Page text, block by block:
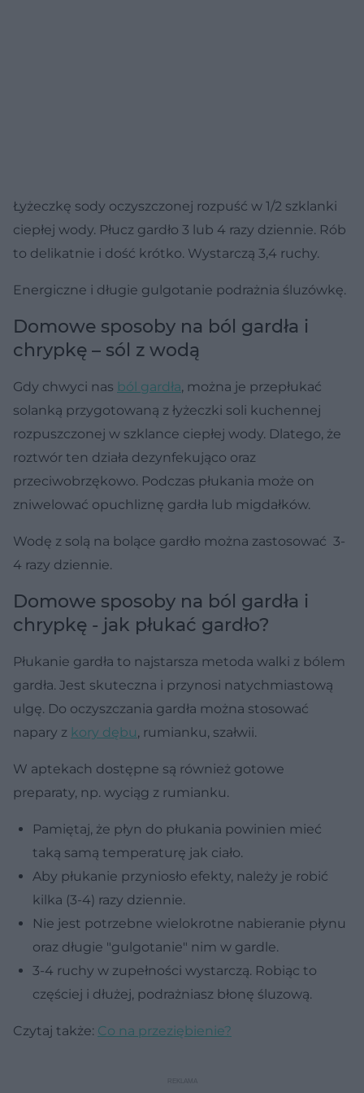
Łyżeczkę sody oczyszczonej rozpuść w 1/2 szklanki
ciepłej wody. Płucz gardło 3 lub 4 razy dziennie. Rób
to delikatnie i dość krótko. Wystarczą 3,4 ruchy.
Energiczne i długie gulgotanie podrażnia śluzówkę.
Domowe sposoby na ból gardła i
chrypkę – sól z wodą
Gdy chwyci nas ból gardła, można je przepłukać
solanką przygotowaną z łyżeczki soli kuchennej
rozpuszczonej w szklance ciepłej wody. Dlatego, że
roztwór ten działa dezynfekująco oraz
przeciwobrzękowo. Podczas płukania może on
zniwelować opuchliznę gardła lub migdałków.
Wodę z solą na bolące gardło można zastosować 3-
4 razy dziennie.
Domowe sposoby na ból gardła i
chrypkę - jak płukać gardło?
Płukanie gardła to najstarsza metoda walki z bólem
gardła. Jest skuteczna i przynosi natychmiastową
ulgę. Do oczyszczania gardła można stosować
napary z kory dębu, rumianku, szałwii.
W aptekach dostępne są również gotowe
preparaty, np. wyciąg z rumianku.
Pamiętaj, że płyn do płukania powinien mieć
taką samą temperaturę jak ciało.
Aby płukanie przyniosło efekty, należy je robić
kilka (3-4) razy dziennie.
Nie jest potrzebne wielokrotne nabieranie płynu
oraz długie "gulgotanie" nim w gardle.
3-4 ruchy w zupełności wystarczą. Robiąc to
częściej i dłużej, podrażniasz błonę śluzową.
Czytaj także: Co na przeziębienie?